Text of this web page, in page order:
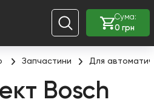
Сума:
0 грн
Запчастини Для
Bosch